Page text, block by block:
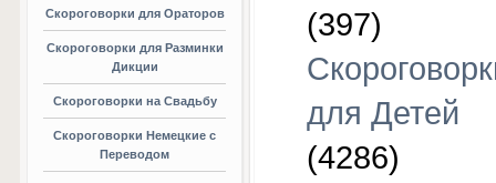
Скороговорки для Ораторов
Скороговорки для Разминки
Дикции
Скороговорки на Свадьбу
Скороговорки Немецкие с
Переводом
(397)
для Детей
(4286)